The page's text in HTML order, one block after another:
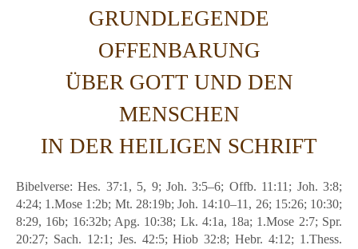
GRUNDLEGENDE
OFFENBARUNG
ÜBER GOTT UND DEN
MENSCHEN
IN DER HEILIGEN SCHRIFT
Bibelverse: Hes. 37:1, 5, 9; Joh. 3:5–6; Offb. 11:11; Joh. 3:8;
4:24; 1.Mose 1:2b; Mt. 28:19b; Joh. 14:10–11, 26; 15:26; 10:30;
8:29, 16b; 16:32b; Apg. 10:38; Lk. 4:1a, 18a; 1.Mose 2:7; Spr.
20:27; Sach. 12:1; Jes. 42:5; Hiob 32:8; Hebr. 4:12; 1.Thess.